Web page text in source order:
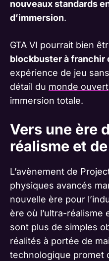
nouveaux standards
d’immersion.
GTA VI pourrait bien
blockbuster à franchir
expérience de jeu
détail du monde ouvert
immersion totale.
Vers une ère
réalisme et
L’avènement de
physiques avancés
nouvelle ère pour
ère où l’ultra-réalisme
sont plus de simples
réalités à portée de
technologique promet